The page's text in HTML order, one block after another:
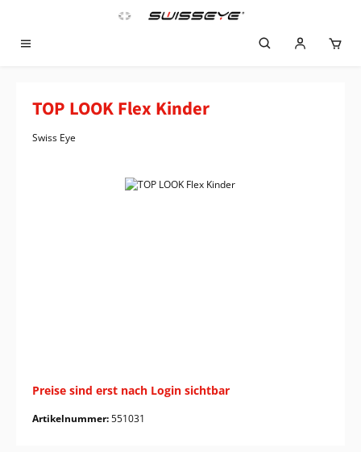
Zum Hauptinhalt springen
TOP LOOK Flex Kinder
Swiss Eye
Bildergalerie überspringen
Preise sind erst nach Login sichtbar
Artikelnummer:551031